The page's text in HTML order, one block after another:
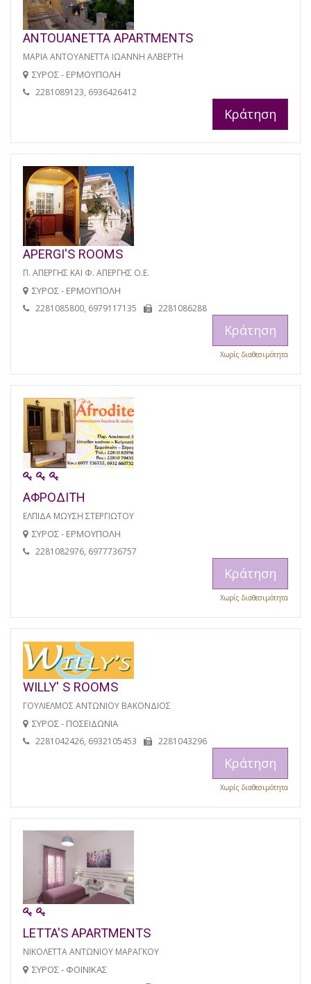
ANTOUANETTA APARTMENTS
ΜΑΡΙΑ ΑΝΤΟΥΑΝΕΤΤΑ ΙΩΑΝΝΗ ΑΛΒΕΡΤΗ
ΣΥΡΟΣ - ΕΡΜΟΥΠΟΛΗ
2281089123, 6936426412
Κράτηση
APERGI'S ROOMS
Π. ΑΠΕΡΓΗΣ ΚΑΙ Φ. ΑΠΕΡΓΗΣ Ο.Ε.
ΣΥΡΟΣ - ΕΡΜΟΥΠΟΛΗ
2281085800, 6979117135 2281086288
Κράτηση
Χωρίς διαθεσιμότητα
ΑΦΡΟΔΙΤΗ
ΕΛΠΙΔΑ ΜΩΥΣΗ ΣΤΕΡΓΙΩΤΟΥ
ΣΥΡΟΣ - ΕΡΜΟΥΠΟΛΗ
2281082976, 6977736757
Κράτηση
Χωρίς διαθεσιμότητα
WILLY' S ROOMS
ΓΟΥΛΙΕΛΜΟΣ ΑΝΤΩΝΙΟΥ ΒΑΚΟΝΔΙΟΣ
ΣΥΡΟΣ - ΠΟΣΕΙΔΩΝΙΑ
2281042426, 6932105453 2281043296
Κράτηση
Χωρίς διαθεσιμότητα
LETTA'S APARTMENTS
ΝΙΚΟΛΕΤΤΑ ΑΝΤΩΝΙΟΥ ΜΑΡΑΓΚΟΥ
ΣΥΡΟΣ - ΦΟΙΝΙΚΑΣ